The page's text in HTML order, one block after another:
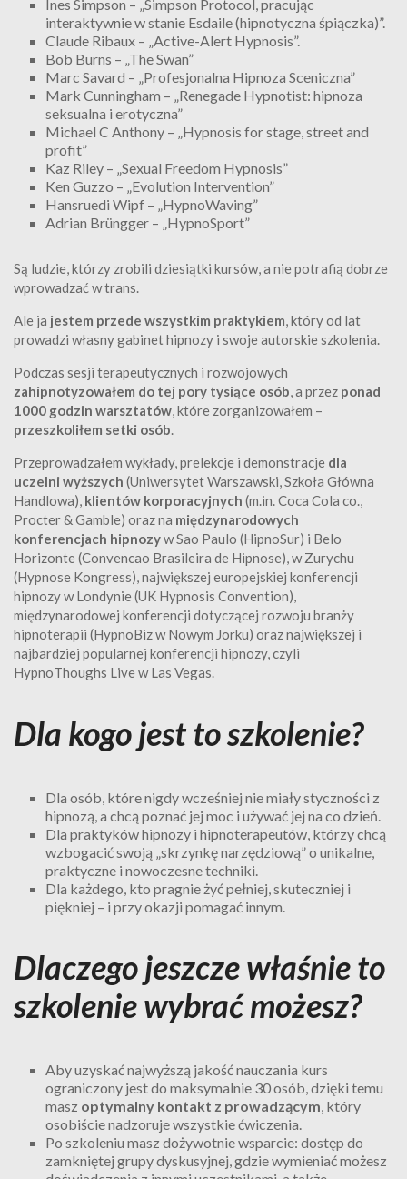
Ines Simpson – „Simpson Protocol, pracując
interaktywnie w stanie Esdaile (hipnotyczna śpiączka)”.
Claude Ribaux – „Active-Alert Hypnosis”.
Bob Burns – „The Swan”
Marc Savard – „Profesjonalna Hipnoza Sceniczna”
Mark Cunningham – „Renegade Hypnotist: hipnoza
seksualna i erotyczna”
Michael C Anthony – „Hypnosis for stage, street and
profit”
Kaz Riley – „Sexual Freedom Hypnosis”
Ken Guzzo – „Evolution Intervention”
Hansruedi Wipf – „HypnoWaving”
Adrian Brüngger – „HypnoSport”
Są ludzie, którzy zrobili dziesiątki kursów, a nie potrafią dobrze
wprowadzać w trans.
Ale ja jestem przede wszystkim praktykiem, który od lat
prowadzi własny gabinet hipnozy i swoje autorskie szkolenia.
Podczas sesji terapeutycznych i rozwojowych
zahipnotyzowałem do tej pory tysiące osób, a przez ponad
1000 godzin warsztatów, które zorganizowałem –
przeszkoliłem setki osób.
Przeprowadzałem wykłady, prelekcje i demonstracje dla
uczelni wyższych (Uniwersytet Warszawski, Szkoła Główna
Handlowa), klientów korporacyjnych (m.in. Coca Cola co.,
Procter & Gamble) oraz na międzynarodowych
konferencjach hipnozyw Sao Paulo (HipnoSur) i Belo
Horizonte (Convencao Brasileira de Hipnose), w Zurychu
(Hypnose Kongress), największej europejskiej konferencji
hipnozy w Londynie (UK Hypnosis Convention),
międzynarodowej konferencji dotyczącej rozwoju branży
hipnoterapii (HypnoBiz w Nowym Jorku) oraz największej i
najbardziej popularnej konferencji hipnozy, czyli
HypnoThoughs Live w Las Vegas.
Dla kogo jest to szkolenie?
Dla osób, które nigdy wcześniej nie miały styczności z
hipnozą, a chcą poznać jej moc i używać jej na co dzień.
Dla praktyków hipnozy i hipnoterapeutów, którzy chcą
wzbogacić swoją „skrzynkę narzędziową” o unikalne,
praktyczne i nowoczesne techniki.
Dla każdego, kto pragnie żyć pełniej, skuteczniej i
piękniej – i przy okazji pomagać innym.
Dlaczego jeszcze właśnie to
szkolenie wybrać możesz?
Aby uzyskać najwyższą jakość nauczania kurs
ograniczony jest do maksymalnie 30 osób, dzięki temu
masz optymalny kontakt z prowadzącym, który
osobiście nadzoruje wszystkie ćwiczenia.
Po szkoleniu masz dożywotnie wsparcie: dostęp do
zamkniętej grupy dyskusyjnej, gdzie wymieniać możesz